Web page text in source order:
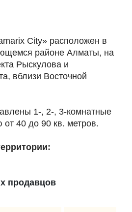
City» расположен в
районе Алматы, на
Рыскулова и
вблизи Восточной
1-, 2-, 3-комнатные
40 до 90 кв. метров.
продавцов